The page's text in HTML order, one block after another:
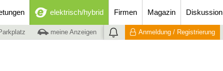
elektrisch/hybrid Firmen Magazin Diskussion
meine Anzeigen Anmeldung / Registrierung